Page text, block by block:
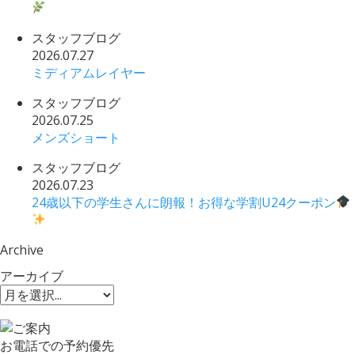
スタッフブログ
2026.07.27
ミディアムレイヤー
スタッフブログ
2026.07.25
メンズショート
スタッフブログ
2026.07.23
24歳以下の学生さんに朗報！お得な学割U24クーポン
Archive
アーカイブ
お電話での予約優先